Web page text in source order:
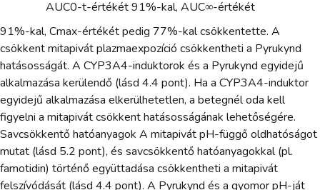
AUC0-t-értékét 91%-kal, AUC∞-értékét
91%-kal, Cmax-értékét pedig 77%-kal csökkentette. A
csökkent mitapivát plazmaexpozíció csökkentheti a Pyrukynd
hatásosságát. A CYP3A4-induktorok és a Pyrukynd egyidejű
alkalmazása kerülendő (lásd 4.4 pont). Ha a CYP3A4-induktor
egyidejű alkalmazása elkerülhetetlen, a betegnél oda kell
figyelni a mitapivát csökkent hatásosságának lehetőségére.
Savcsökkentő hatóanyagok A mitapivát pH-függő oldhatóságot
mutat (lásd 5.2 pont), és savcsökkentő hatóanyagokkal (pl.
famotidin) történő együttadása csökkentheti a mitapivát
felszívódását (lásd 4.4 pont). A Pyrukynd és a gyomor pH-ját